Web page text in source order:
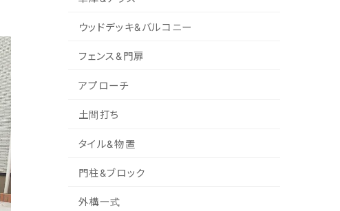
ウッドデッキ&バルコニー
フェンス&門扉
アプローチ
土間打ち
タイル&物置
門柱&ブロック
外構一式